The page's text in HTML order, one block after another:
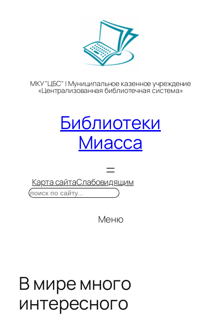
МКУ "ЦБС" | Муниципальное казенное учреждение
«Централизованная библиотечная система»
Библиотеки
Миасса
Карта сайтаСлабовидящим
Поиск
Меню
В мире много
интересного